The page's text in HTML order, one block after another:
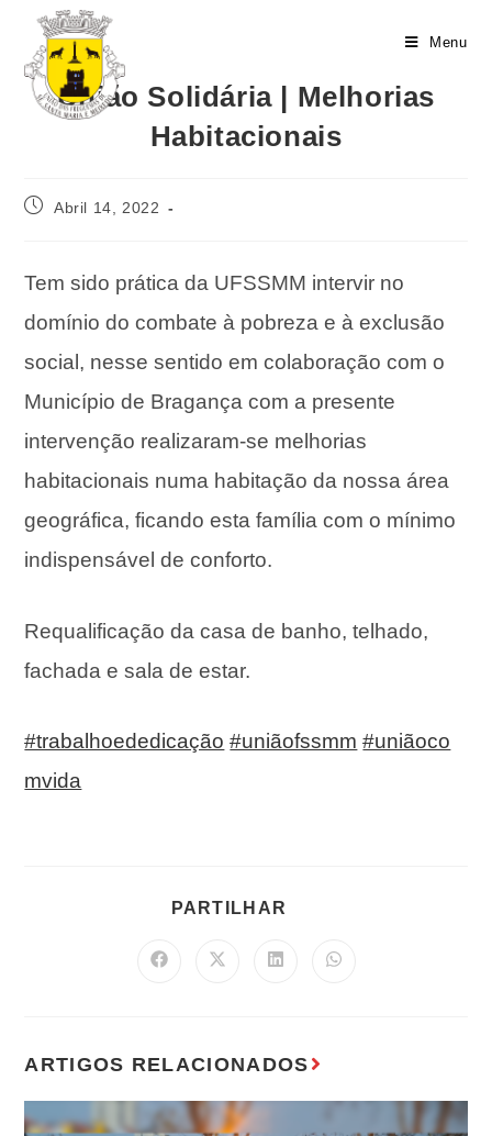
Menu
União Solidária | Melhorias
Habitacionais
Abril 14, 2022
Tem sido prática da UFSSMM intervir no
domínio do combate à pobreza e à exclusão
social, nesse sentido em colaboração com o
Município de Bragança com a presente
intervenção realizaram-se melhorias
habitacionais numa habitação da nossa área
geográfica, ficando esta família com o mínimo
indispensável de conforto.
Requalificação da casa de banho, telhado,
fachada e sala de estar.
#trabalhoededicação #uniãofssmm #uniãoco
mvida